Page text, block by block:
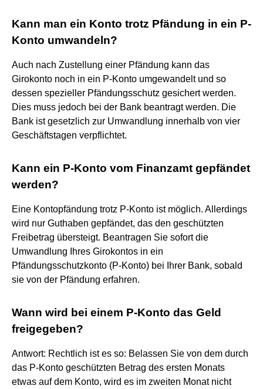
Kann man ein Konto trotz Pfändung in ein P-
Konto umwandeln?
Auch nach Zustellung einer Pfändung kann das
Girokonto noch in ein P-Konto umgewandelt und so
dessen spezieller Pfändungsschutz gesichert werden.
Dies muss jedoch bei der Bank beantragt werden. Die
Bank ist gesetzlich zur Umwandlung innerhalb von vier
Geschäftstagen verpflichtet.
Kann ein P-Konto vom Finanzamt gepfändet
werden?
Eine Kontopfändung trotz P-Konto ist möglich. Allerdings
wird nur Guthaben gepfändet, das den geschützten
Freibetrag übersteigt. Beantragen Sie sofort die
Umwandlung Ihres Girokontos in ein
Pfändungsschutzkonto (P-Konto) bei Ihrer Bank, sobald
sie von der Pfändung erfahren.
Wann wird bei einem P-Konto das Geld
freigegeben?
Antwort: Rechtlich ist es so: Belassen Sie von dem durch
das P-Konto geschützten Betrag des ersten Monats
etwas auf dem Konto, wird es im zweiten Monat nicht